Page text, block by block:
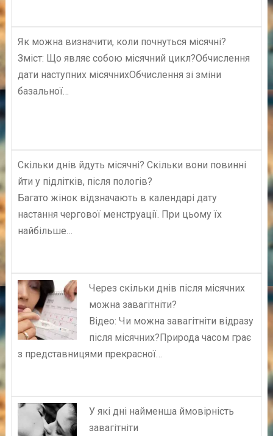
Як можна визначити, коли почнуться місячні?
Зміст: Що являє собою місячний цикл?Обчислення
дати наступних місячнихОбчислення зі зміни
базальної…
Скільки днів йдуть місячні? Скільки вони повинні
йти у підлітків, після пологів?
Багато жінок відзначають в календарі дату
настання чергової менструації. При цьому їх
найбільше…
Через скільки днів після місячних
можна завагітніти?
Відео: Чи можна завагітніти відразу
після місячних?Природа часом грає
з представницями прекрасної…
У які дні найменша ймовірність
завагітніти